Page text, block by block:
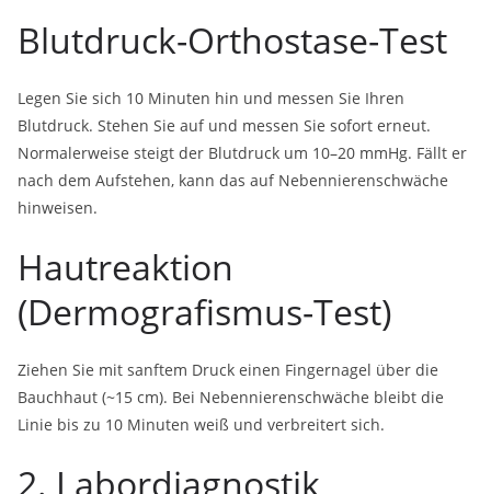
Blutdruck-Orthostase-Test
Legen Sie sich 10 Minuten hin und messen Sie Ihren
Blutdruck. Stehen Sie auf und messen Sie sofort erneut.
Normalerweise steigt der Blutdruck um 10–20 mmHg. Fällt er
nach dem Aufstehen, kann das auf Nebennierenschwäche
hinweisen.
Hautreaktion
(Dermografismus-Test)
Ziehen Sie mit sanftem Druck einen Fingernagel über die
Bauchhaut (~15 cm). Bei Nebennierenschwäche bleibt die
Linie bis zu 10 Minuten weiß und verbreitert sich.
2. Labordiagnostik